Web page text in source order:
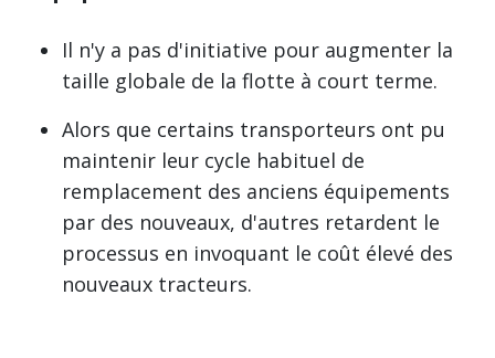
Il n'y a pas d'initiative pour augmenter la
taille globale de la flotte à court terme.
Alors que certains transporteurs ont pu
maintenir leur cycle habituel de
remplacement des anciens équipements
par des nouveaux, d'autres retardent le
processus en invoquant le coût élevé des
nouveaux tracteurs.